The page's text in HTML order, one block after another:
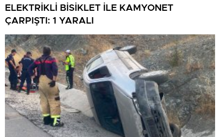
ELEKTRİKLİ BİSİKLET İLE KAMYONET
ÇARPIŞTI: 1 YARALI